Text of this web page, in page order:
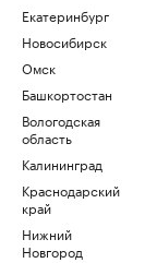
Екатеринбург
Новосибирск
Омск
Башкортостан
Вологодская
область
Калининград
Краснодарский
край
Нижний
Новгород